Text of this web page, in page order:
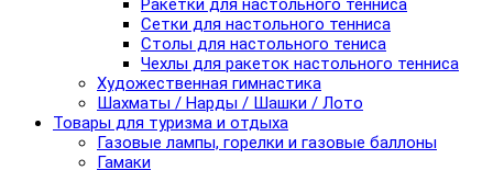
Ракетки для настольного тенниса
Сетки для настольного тенниса
Столы для настольного тениса
Чехлы для ракеток настольного тенниса
Художественная гимнастика
Шахматы / Нарды / Шашки / Лото
Товары для туризма и отдыха
Газовые лампы, горелки и газовые баллоны
Гамаки